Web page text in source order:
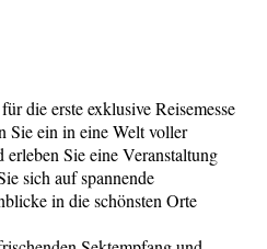
die erste exklusive Reisemesse
Sie ein in eine Welt voller
Sie eine Veranstaltung
sich auf spannende
in die schönsten Orte